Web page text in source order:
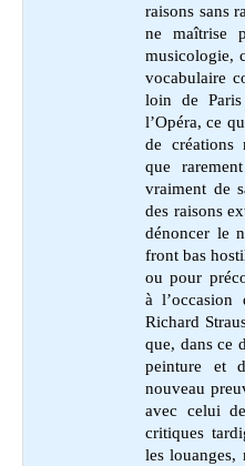
raisons sans
ne maîtrise
musicologie,
vocabulaire
loin de
l’Opéra, ce
de créations
que
vraiment de
des raisons
dénoncer le
front bas
ou pour
à l’occasion
Richard
que, dans ce
peinture et
nouveau
avec celui
critiques
les louanges,